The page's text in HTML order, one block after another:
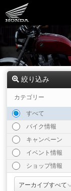
絞り込み
カテゴリー
すべて
バイク情報
キャンペーン
イベント情報
ショップ情報